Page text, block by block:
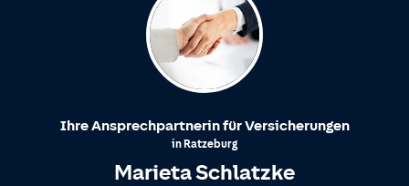
Ihre Ansprechpartnerin für Versicherungen
in Ratzeburg
Marieta Schlatzke